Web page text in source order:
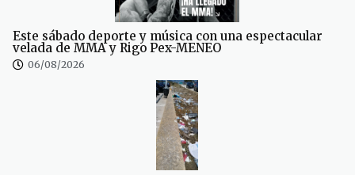
Este sábado deporte y música con una espectacular
velada de MMA y Rigo Pex-MENEO
06/08/2026